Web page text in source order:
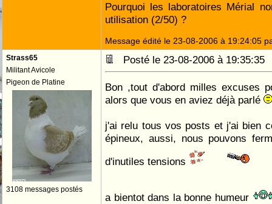
Pourquoi les laboratoires Mérial
utilisation (2/50) ?
Message édité le 23-08-2006 à 19:24:05
Strass65
Militant Avicole
Pigeon de Platine
3108 messages postés
Posté le 23-08-2006 à
Bon ,tout d'abord milles excuses
alors que vous en aviez déjà parlé
j'ai relu tous vos posts et j'ai bien
épineux, aussi, nous pouvons
d'inutiles tensions
a bientot dans la bonne humeur